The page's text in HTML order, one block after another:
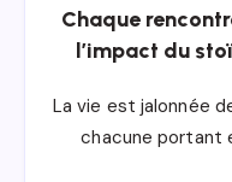
Chaque
l’impact du
La vie est jalonnée
chacune portant